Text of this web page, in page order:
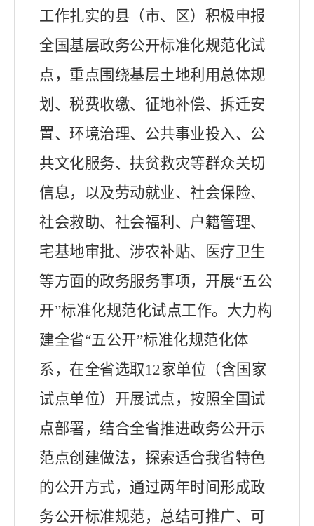
工作扎实的县（市、区）积极申报
全国基层政务公开标准化规范化试
点， 重点围绕基层土地利用总体规
划、税费收缴、征地补偿、拆迁安
置、环境治理、公共事业投入、公
共文化服务、扶贫救灾等群众关切
信息，以及劳动就业、社会保险、
社会救助、社会福利、户籍管理、
宅基地审批、涉农补贴、医疗卫生
等方面的政务服务事项，开展“五公
开”标准化规范化试点工作。 大力构
建全省“五公开”标准化规范化体
系，在全省选取12家单位（含国家
试点单位）开展试点，按照全国试
点部署，结合全省推进政务公开示
范点创建做法， 探索适合我省特色
的公开方式，通过两年时间形成政
务公开标准规范，总结可推广、可